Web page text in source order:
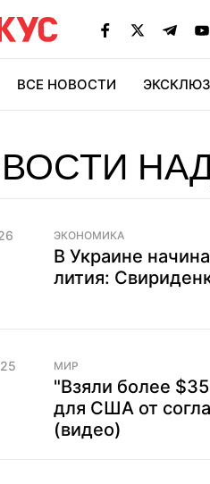
ВСЕ НОВОСТИ
ЭКОНОМИКА
В Украине
лития:
МИР
"Взяли более
для США от
(видео)